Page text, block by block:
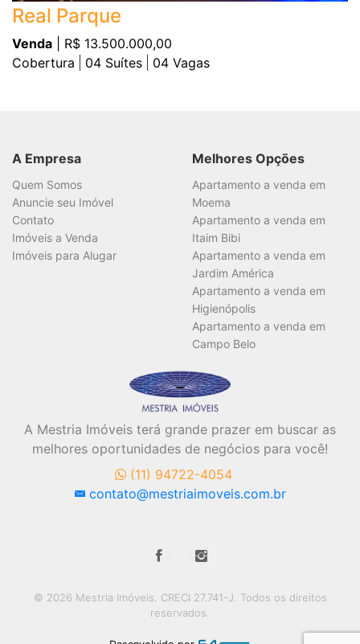
Real Parque
Venda | R$ 13.500.000,00
Cobertura
04 Suítes 04 Vagas
A Empresa
Quem Somos
Anuncie seu Imóvel
Contato
Imóveis a Venda
Imóveis para Alugar
Melhores Opções
Apartamento a venda em
Moema
Apartamento a venda em
Itaim Bibi
Apartamento a venda em
Jardim América
Apartamento a venda em
Higienópolis
Apartamento a venda em
Campo Belo
A Mestria Imóveis terá grande prazer em buscar as
melhores oportunidades de negócios para você!
(11) 94722-4054
contato@mestriaimoveis.com.br
© 2026 Mestria Imóveis. CRECI 27.741-J. Todos os direitos
reservados.